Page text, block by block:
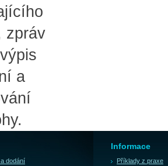
zpráv
a
dodání
Informace
Příklady z praxe